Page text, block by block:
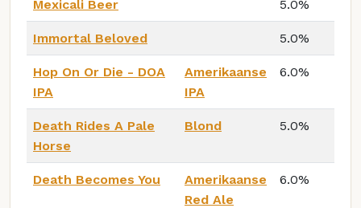
Mexicali Beer 5.0%
Immortal Beloved 5.0%
Hop On Or Die - DOA
IPA
Amerikaanse
IPA
6.0%
Death Rides A Pale
Horse
Blond 5.0%
Death Becomes You
Amerikaanse
Red Ale
6.0%